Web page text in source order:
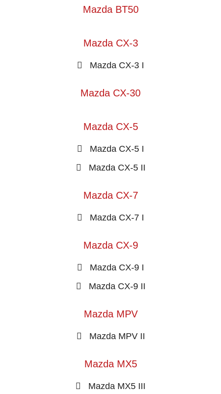
Mazda BT50
Mazda CX-3
Mazda CX-3 I
Mazda CX-30
Mazda CX-5
Mazda CX-5 I
Mazda CX-5 II
Mazda CX-7
Mazda CX-7 I
Mazda CX-9
Mazda CX-9 I
Mazda CX-9 II
Mazda MPV
Mazda MPV II
Mazda MX5
Mazda MX5 III